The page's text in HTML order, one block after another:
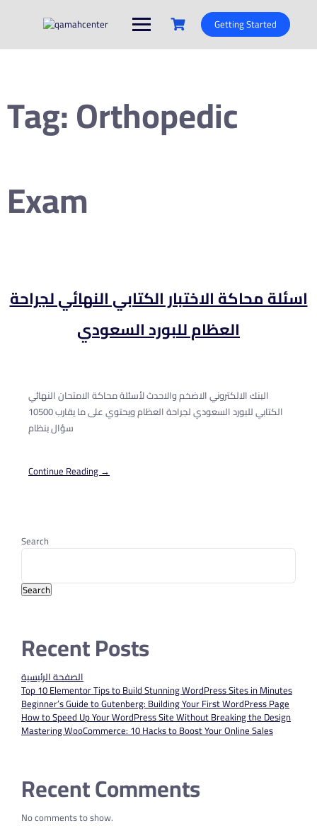
Getting Started
Tag:Orthopedic
Exam
اسئلة محاكة الاختبار الكتابي النهائي لجراحة
العظام للبورد السعودي
البنك الالكتروني الاضخم والاحدث لأسئلة محاكة الامتحان النهائي
الكتابي للبورد السعودي لجراحة العظام ويحتوي على ما يقارب 10500
سؤال بنظام
Continue Reading →
Search
Search
Recent Posts
الصفحة الرئيسية
Top 10 Elementor Tips to Build Stunning WordPress Sites in Minutes
Beginner’s Guide to Gutenberg: Building Your First WordPress Page
How to Speed Up Your WordPress Site Without Breaking the Design
Mastering WooCommerce: 10 Hacks to Boost Your Online Sales
Recent Comments
No comments to show.